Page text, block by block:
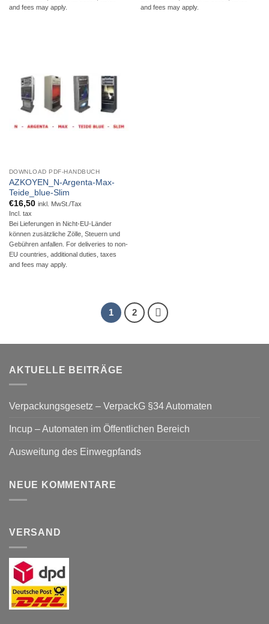
and fees may apply.
and fees may apply.
DOWNLOAD PDF-HANDBUCH
AZKOYEN_N-Argenta-Max-
Teide_blue-Slim
€16,50 inkl. MwSt./Tax
Incl. tax
Bei Lieferungen in Nicht-EU-Länder
können zusätzliche Zölle, Steuern und
Gebühren anfallen. For deliveries to non-
EU countries, additional duties, taxes
and fees may apply.
1 2
AKTUELLE BEITRÄGE
Verpackungsgesetz – VerpackG §34 Automaten
Incup – Automaten im Öffentlichen Bereich
Ausweitung des Einwegpfands
NEUE KOMMENTARE
VERSAND